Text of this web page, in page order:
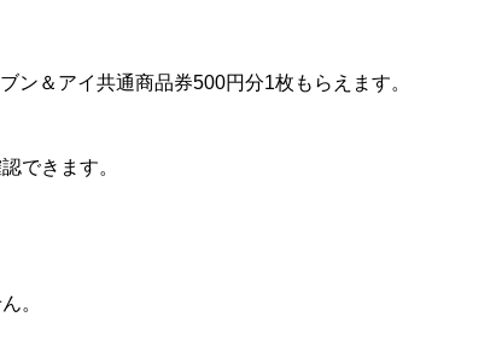
ン＆アイ共通商品券500円分1枚もらえます。
できます。
。